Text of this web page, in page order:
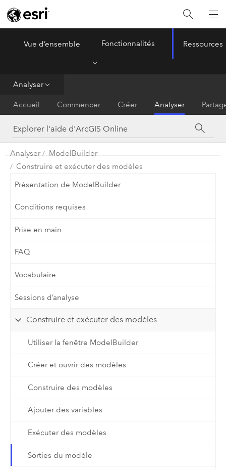
ArcGIS Online
Vue d’ensemble Fonctionnalités Ressources
Analyser
Accueil Commencer Créer Analyser
Analyser
ModelBuilder
Construire et exécuter des modèles
Présentation de ModelBuilder
Conditions requises
Prise en main
FAQ
Vocabulaire
Sessions d’analyse
Construire et exécuter des modèles
Utiliser la fenêtre ModelBuilder
Créer et ouvrir des modèles
Construire des modèles
Ajouter des variables
Exécuter des modèles
Sorties du modèle